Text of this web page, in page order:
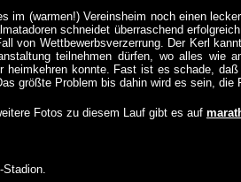
im (warmen!) Vereinsheim noch einen
schneidet überraschend
von Wettbewerbsverzerrung. Der Kerl
teilnehmen dürfen, wo alles wie
heimkehren konnte. Fast ist es schade,
größte Problem bis dahin wird es sein, die
Fotos zu diesem Lauf gibt es auf
Stadion.